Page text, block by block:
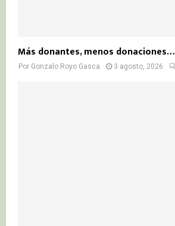
Más donantes, menos donaciones…
Por Gonzalo Royo Gasca 3 agosto, 2026